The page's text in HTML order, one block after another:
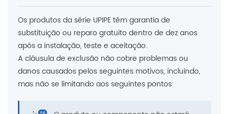
Os produtos da série UPIPE têm garantia de
substituição ou reparo gratuito dentro de dez anos
após a instalação, teste e aceitação.
A cláusula de exclusão não cobre problemas ou
danos causados ​​pelos seguintes motivos, incluindo,
mas não se limitando aos seguintes pontos: